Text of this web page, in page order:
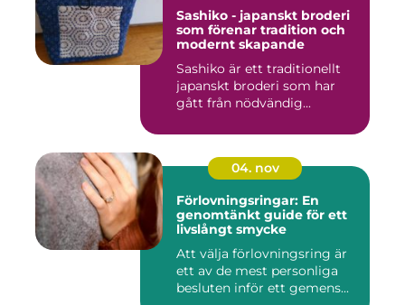
Sashiko - japanskt broderi
som förenar tradition och
modernt skapande
Sashiko är ett traditionellt
japanskt broderi som har
gått från nödvändig...
04. nov
Förlovningsringar: En
genomtänkt guide för ett
livslångt smycke
Att välja förlovningsring är
ett av de mest personliga
besluten inför ett gemens...